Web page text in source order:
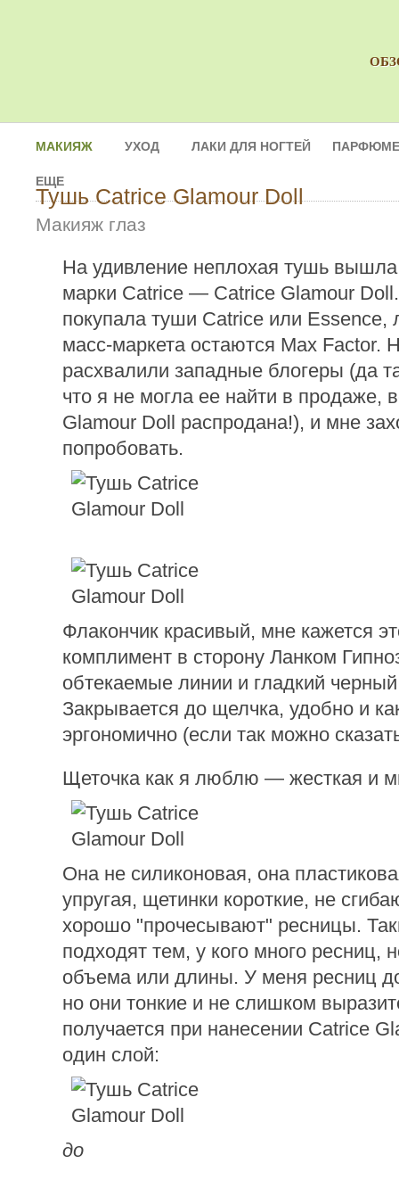
МАКИЯЖ УХОД ЛАКИ ДЛЯ НОГТЕЙ
ЕЩЕ
Тушь Catrice Glamour Doll
Макияж глаз
На удивление неплохая тушь
марки Catrice — Catrice Glamour
покупала туши Catrice или
масс-маркета остаются Max Factor.
расхвалили западные блогеры (да
что я не могла ее найти в продаже,
Glamour Doll распродана!), и мне
попробовать.
Флакончик красивый, мне кажется
комплимент в сторону Ланком
обтекаемые линии и гладкий
Закрывается до щелчка, удобно и
эргономично (если так можно
Щеточка как я люблю — жесткая и
Она не силиконовая, она
упругая, щетинки короткие, не
хорошо "прочесывают" ресницы.
подходят тем, у кого много ресниц,
объема или длины. У меня ресниц
но они тонкие и не слишком
получается при нанесении Catrice
один слой:
до